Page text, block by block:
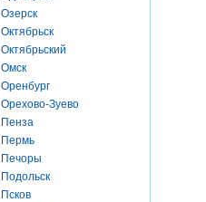
Озерск
Октябрьск
Октябрьский
Омск
Оренбург
Орехово-Зуево
Пенза
Пермь
Печоры
Подольск
Псков